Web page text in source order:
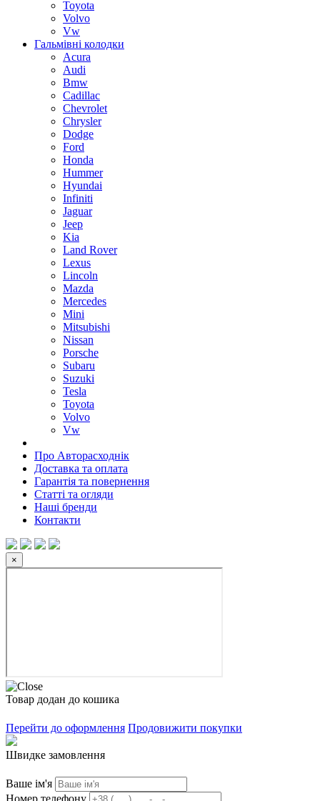
Toyota
Volvo
Vw
Гальмівні колодки
Acura
Audi
Bmw
Cadillac
Chevrolet
Chrysler
Dodge
Ford
Honda
Hummer
Hyundai
Infiniti
Jaguar
Jeep
Kia
Land Rover
Lexus
Lincoln
Mazda
Mercedes
Mini
Mitsubishi
Nissan
Porsche
Subaru
Suzuki
Tesla
Toyota
Volvo
Vw
Про Авторасходнік
Доставка та оплата
Гарантія та повернення
Статті та огляди
Наші бренди
Контакти
×
Товар додан до кошика
Перейти до оформлення Продовижити покупки
Швидке замовлення
Ваше ім'я
Номер телефону